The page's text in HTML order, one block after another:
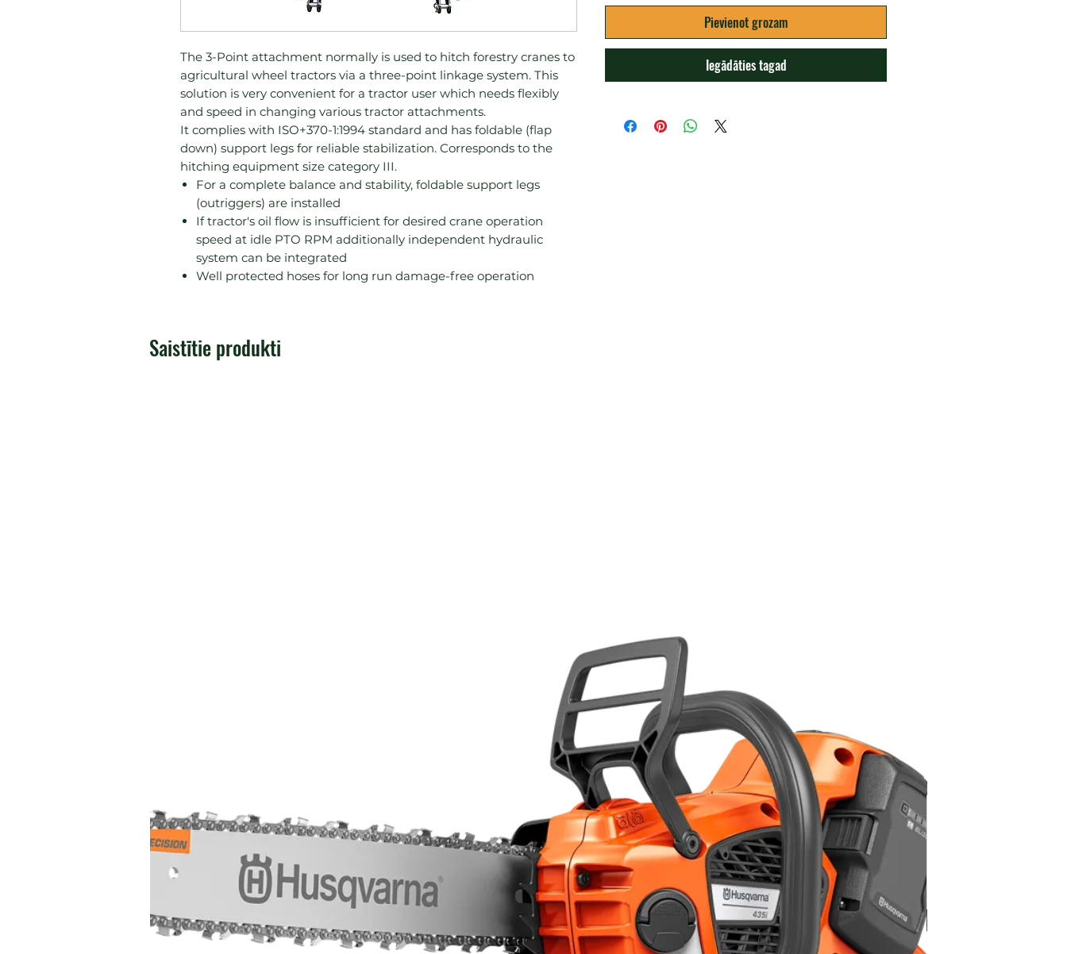
The 3-Point attachment normally is used to hitch forestry cranes to
agricultural wheel tractors via a three-point linkage system. This
solution is very convenient for a tractor user which needs flexibly
and speed in changing various tractor attachments.
It complies with ISO+370-1:1994 standard and has foldable (flap
down) support legs for reliable stabilization. Corresponds to the
For a complete balance and stability, foldable support legs
(outriggers) are installed
If tractor's oil flow is insufficient for desired crane operation
speed at idle PTO RPM additionally independent hydraulic
system can be integrated
Well protected hoses for long run damage-free operation
Pievienot grozam
Iegādāties tagad
Saistītie produkti